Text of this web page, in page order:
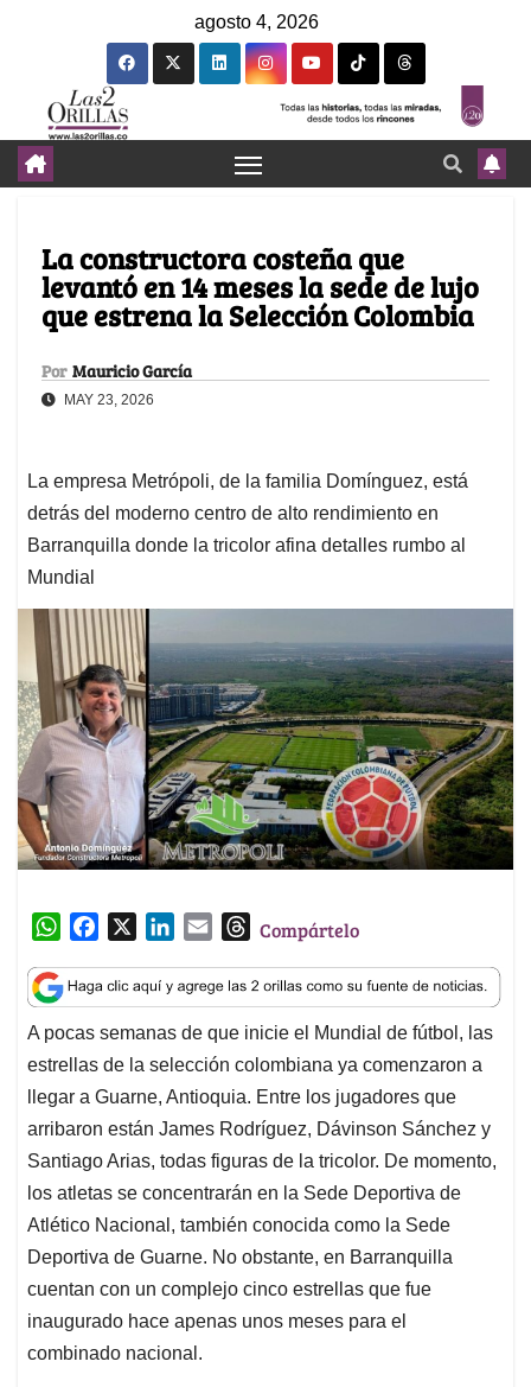
agosto 4, 2026
La constructora costeña que
levantó en 14 meses la sede de lujo
que estrena la Selección Colombia
Por Mauricio García
MAY 23, 2026
La empresa Metrópoli, de la familia Domínguez, está
detrás del moderno centro de alto rendimiento en
Barranquilla donde la tricolor afina detalles rumbo al
Mundial
W
a
t
s
A
p
p
c
e
b
o
o
k
n
k
e
d
I
n
a
i
l
T
r
e
a
d
s
Compártelo
A pocas semanas de que inicie el Mundial de fútbol, las
estrellas de la selección colombiana ya comenzaron a
llegar a Guarne, Antioquia. Entre los jugadores que
arribaron están James Rodríguez, Dávinson Sánchez y
Santiago Arias, todas figuras de la tricolor. De momento,
los atletas se concentrarán en la Sede Deportiva de
Atlético Nacional, también conocida como la Sede
Deportiva de Guarne. No obstante, en Barranquilla
cuentan con un complejo cinco estrellas que fue
inaugurado hace apenas unos meses para el
combinado nacional.